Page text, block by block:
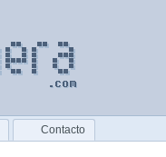
Contacto